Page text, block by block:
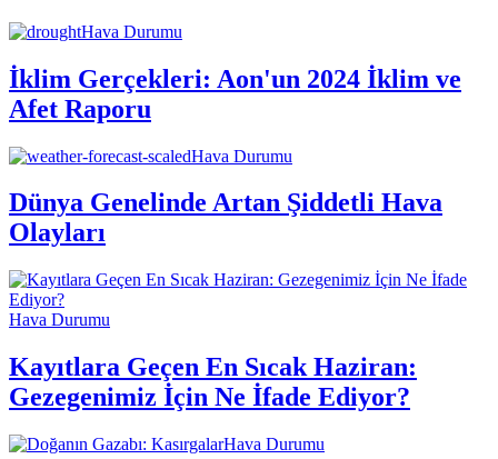
Hava Durumu
İklim Gerçekleri: Aon'un 2024 İklim ve
Afet Raporu
Hava Durumu
Dünya Genelinde Artan Şiddetli Hava
Olayları
Hava Durumu
Kayıtlara Geçen En Sıcak Haziran:
Gezegenimiz İçin Ne İfade Ediyor?
Hava Durumu